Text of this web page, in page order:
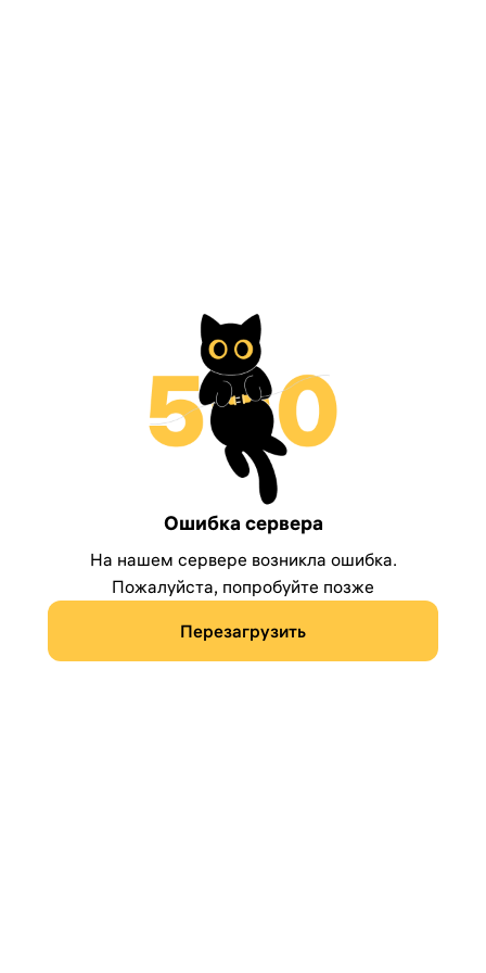
Ошибка сервера
На нашем сервере возникла ошибка.
Пожалуйста, попробуйте позже
Перезагрузить